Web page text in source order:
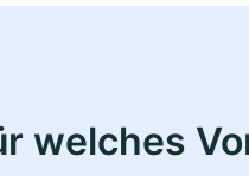
welches